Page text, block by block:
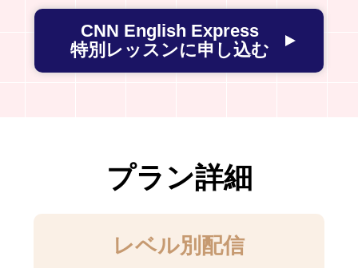
CNN English Express
特別レッスンに申し込む
プラン詳細
レベル別配信